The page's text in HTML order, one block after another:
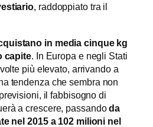
, raddoppiato tra il
in media cinque kg
capite . In Europa e negli Stati
più elevato, arrivando a
tendenza che sembra non
il fabbisogno di
a crescere, passandoda
nel 2015 a 102 milioni nel